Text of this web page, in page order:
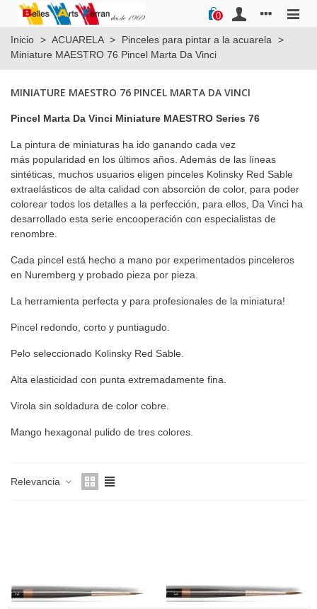
0
Inicio > ACUARELA > Pinceles para pintar a la acuarela
>
Miniature MAESTRO 76 Pincel Marta Da Vinci
MINIATURE MAESTRO 76 PINCEL MARTA DA VINCI
Pincel Marta Da Vinci Miniature MAESTRO Series 76
La pintura de miniaturas ha ido ganando cada vez
más popularidad en los últimos años. Además de las líneas
sintéticas, muchos usuarios eligen pinceles Kolinsky Red Sable
extraelásticos de alta calidad con absorción de color, para poder
colorear todos los detalles a la perfección, para ellos, Da Vinci ha
desarrollado esta serie encooperación con especialistas de
renombre.
Cada pincel está hecho a mano por experimentados pinceleros
en Nuremberg y probado pieza por pieza.
La herramienta perfecta y para profesionales de la miniatura!
Pincel redondo, corto y puntiagudo.
Pelo seleccionado Kolinsky Red Sable.
Alta elasticidad con punta extremadamente fina.
Virola sin soldadura de color cobre.
Mango hexagonal pulido de tres colores.
Relevancia